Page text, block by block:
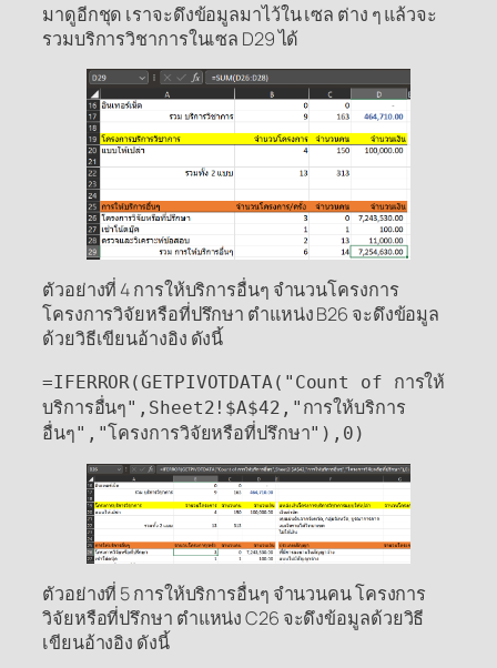
มาดูอีกชุด เราจะดึงข้อมูลมาไว้ใน เซล ต่าง ๆ แล้วจะ
รวมบริการวิชาการในเซล D29 ได้
ตัวอย่างที่ 4 การให้บริการอื่นๆ จำนวนโครงการ
โครงการวิจัยหรือที่ปรึกษา ตำแหน่ง B26 จะดึงข้อมูล
ด้วยวิธีเขียนอ้างอิง ดังนี้
=IFERROR(GETPIVOTDATA("Count of การให้
บริการอื่นๆ",Sheet2!$A$42,"การให้บริการ
อื่นๆ","โครงการวิจัยหรือที่ปรึกษา"),0)
ตัวอย่างที่ 5 การให้บริการอื่นๆ จำนวนคน โครงการ
วิจัยหรือที่ปรึกษา ตำแหน่ง C26 จะดึงข้อมูลด้วยวิธี
เขียนอ้างอิง ดังนี้